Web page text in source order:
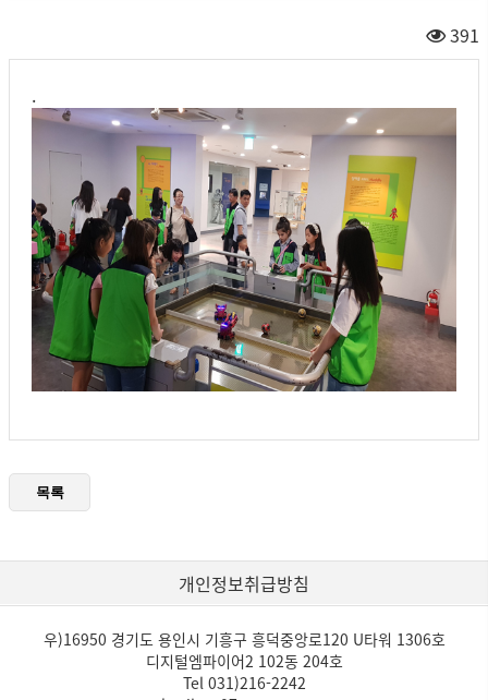
391
.
개인정보취급방침
우)16950 경기도 용인시 기흥구 흥덕중앙로120 U타워 1306호
디지털엠파이어2 102동 204호
Tel 031)216-2242